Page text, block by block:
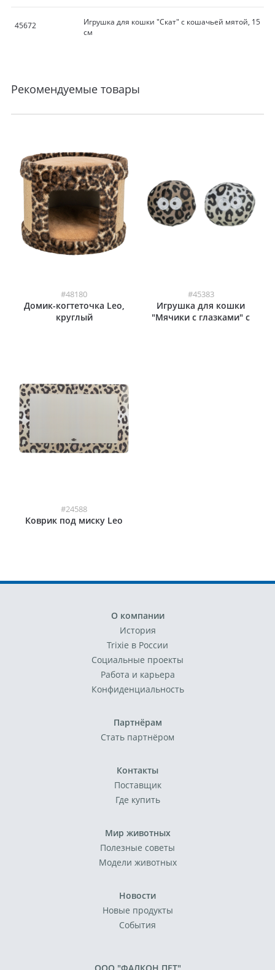
45672
Игрушка для кошки "Скат" с кошачьей мятой, 15
см
Рекомендуемые товары
#48180
Домик-когтеточка Leo,
круглый
#45383
Игрушка для кошки
"Мячики с глазками" с
#24588
Коврик под миску Leo
О компании
История
Trixie в России
Социальные проекты
Работа и карьера
Конфиденциальность
Партнёрам
Стать партнёром
Контакты
Поставщик
Где купить
Мир животных
Полезные советы
Модели животных
Новости
Новые продукты
События